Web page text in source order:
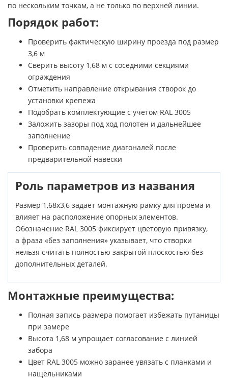
по нескольким точкам, а не только по верхней линии.
Порядок работ:
Проверить фактическую ширину проезда под размер
3,6 м
Сверить высоту 1,68 м с соседними секциями
ограждения
Отметить направление открывания створок до
установки крепежа
Подобрать комплектующие с учетом RAL 3005
Заложить зазоры под ход полотен и дальнейшее
заполнение
Проверить совпадение диагоналей после
предварительной навески
Роль параметров из названия
Размер 1,68х3,6 задает монтажную рамку для проема и
влияет на расположение опорных элементов.
Обозначение RAL 3005 фиксирует цветовую привязку,
а фраза «без заполнения» указывает, что створки
нельзя считать полностью закрытой плоскостью без
дополнительных деталей.
Монтажные преимущества:
Полная запись размера помогает избежать путаницы
при замере
Высота 1,68 м упрощает согласование с линией
забора
Цвет RAL 3005 можно заранее увязать с планками и
нащельниками